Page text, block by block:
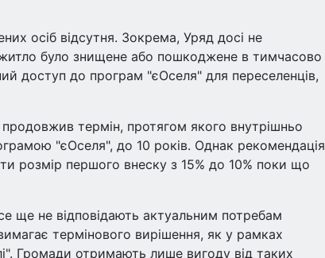
осіб відсутня. Зокрема, Уряд досі не
було знищене або пошкоджене в тимчасово
доступ до програм "єОселя" для переселенців,
термін, протягом якого внутрішньо
"єОселя", до 10 років. Однак рекомендація
розмір першого внеску з 15% до 10% поки що
ще не відповідають актуальним потребам
термінового вирішення, як у рамках
Громади отримають лише вигоду від таких